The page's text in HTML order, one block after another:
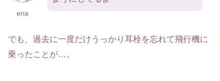
ena
でも、過去に一度だけうっかり耳栓を忘れて飛行機に
乗ったことが…。